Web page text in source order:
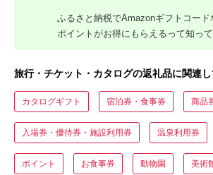
ふるさと納税でAmazonギフトコード
ポイントがお得にもらえるって知っ
旅行・チケット・カタログの返礼品に関連
カタログギフト 宿泊券・食事券 商品
入場券・優待券・施設利用券 温泉利用券
ポイント お食事券 動物園 美術